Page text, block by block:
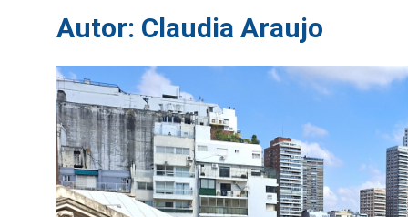
Autor: Claudia Araujo